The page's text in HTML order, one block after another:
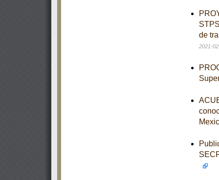
de
2021-